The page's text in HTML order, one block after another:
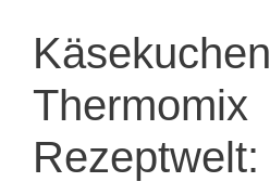
Käsekuchen
Thermomix
Rezeptwelt: